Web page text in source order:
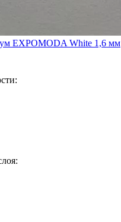
EXPOMODA White 1,6 мм